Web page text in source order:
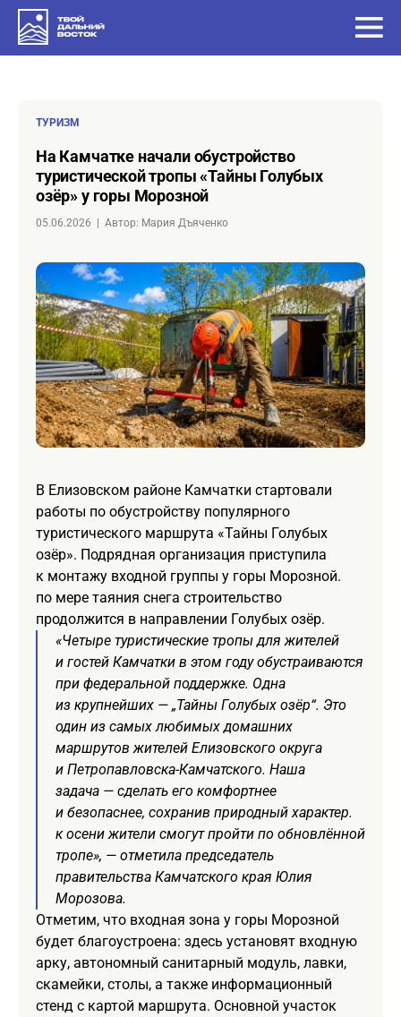
ТУРИЗМ
на Камчатке начали обустройство
туристической тропы «Тайны Голубых
озёр» у горы Морозной
05.06.2026 Автор: Мария Дъяченко
В Елизовском районе Камчатки стартовали
работы по обустройству популярного
туристического маршрута «Тайны Голубых
озёр». Подрядная организация приступила
к монтажу входной группы у горы Морозной.
по мере таяния снега строительство
продолжится в направлении Голубых озёр.
«Четыре туристические тропы для жителей
и гостей Камчатки в этом году обустраиваются
при федеральной поддержке. Одна
из крупнейших — „Тайны Голубых озёр“. Это
один из самых любимых домашних
маршрутов жителей Елизовского округа
и Петропавловска-Камчатского. Наша
задача — сделать его комфортнее
и безопаснее, сохранив природный характер.
к осени жители смогут пройти по обновлённой
тропе», — отметила председатель
правительства Камчатского края Юлия
Морозова.
Отметим, что входная зона у горы Морозной
будет благоустроена: здесь установят входную
арку, автономный санитарный модуль, лавки,
скамейки, столы, а также информационный
стенд с картой маршрута. Основной участок